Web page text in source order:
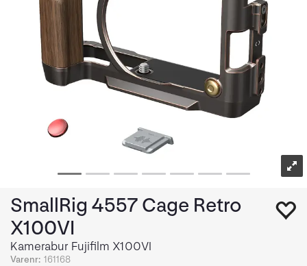
SmallRig 4557 Cage Retro
X100VI
Kamerabur Fujifilm X100VI
Varenr: 161168